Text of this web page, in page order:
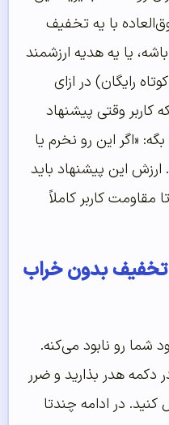
با یه تخفیف
یا یه هدیه ارزشمند
رایگان) در ازای
کاربر وقتی پیشنهاد
«اگر این رو نخرم یا
ارزش این پیشنهاد باید
مقاومت کاربر کاملاً
تخفیف بدون خراب
شما رو نابود می‌کنه.
دکمه هدر بذارید و ضرر
در ادامه چندتا